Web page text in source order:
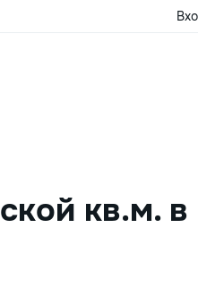
кв.м. в